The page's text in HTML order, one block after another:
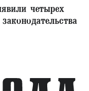
четырех